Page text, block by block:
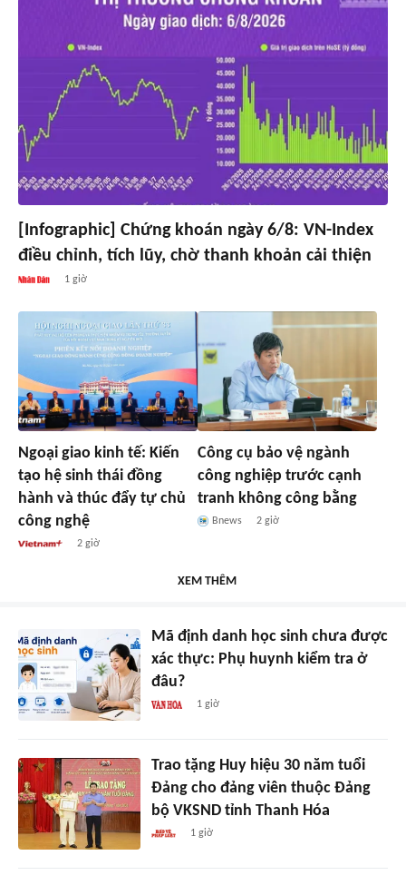
[Infographic] Chứng khoán ngày 6/8: VN-Index
điều chỉnh, tích lũy, chờ thanh khoản cải thiện
1 giờ
Ngoại giao kinh tế: Kiến
tạo hệ sinh thái đồng
hành và thúc đẩy tự chủ
công nghệ
2 giờ
Công cụ bảo vệ ngành
công nghiệp trước cạnh
tranh không công bằng
Bnews 2 giờ
XEM THÊM
Mã định danh học sinh chưa được
xác thực: Phụ huynh kiểm tra ở
đâu?
1 giờ
Trao tặng Huy hiệu 30 năm tuổi
Đảng cho đảng viên thuộc Đảng
bộ VKSND tỉnh Thanh Hóa
1 giờ